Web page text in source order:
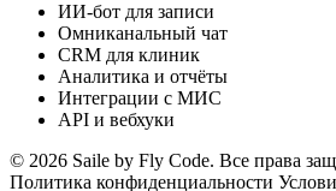
ИИ-бот для записи
Омниканальный чат
CRM для клиник
Аналитика и отчёты
Интеграции с МИС
API и вебхуки
© 2026 Saile by Fly Code. Все права
Политика конфиденциальности